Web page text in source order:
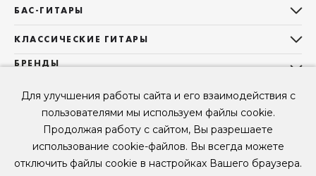
Для улучшения работы сайта и его взаимодействия с
пользователями мы используем файлы cookie.
Продолжая работу с сайтом, Вы разрешаете
использование cookie-файлов. Вы всегда можете
отключить файлы cookie в настройках Вашего браузера.
Telecaster
Les Paul
Superstrat
Фолки (ОМ, 000, 00)
Гранд Аудиториум
Б/У, уцененные гитары
БАС-ГИТАРЫ
Precision Bass
Б/У, уцененные гитары
КЛАССИЧЕСКИЕ ГИТАРЫ
Все классические гитары
Б/У, уцененные гитары
БРЕНДЫ
Sigma Guitars
Enya Guitars
Fender
Gibson
Контакты
Мы в Telegram
Мы в ВК
Мы в YouTube